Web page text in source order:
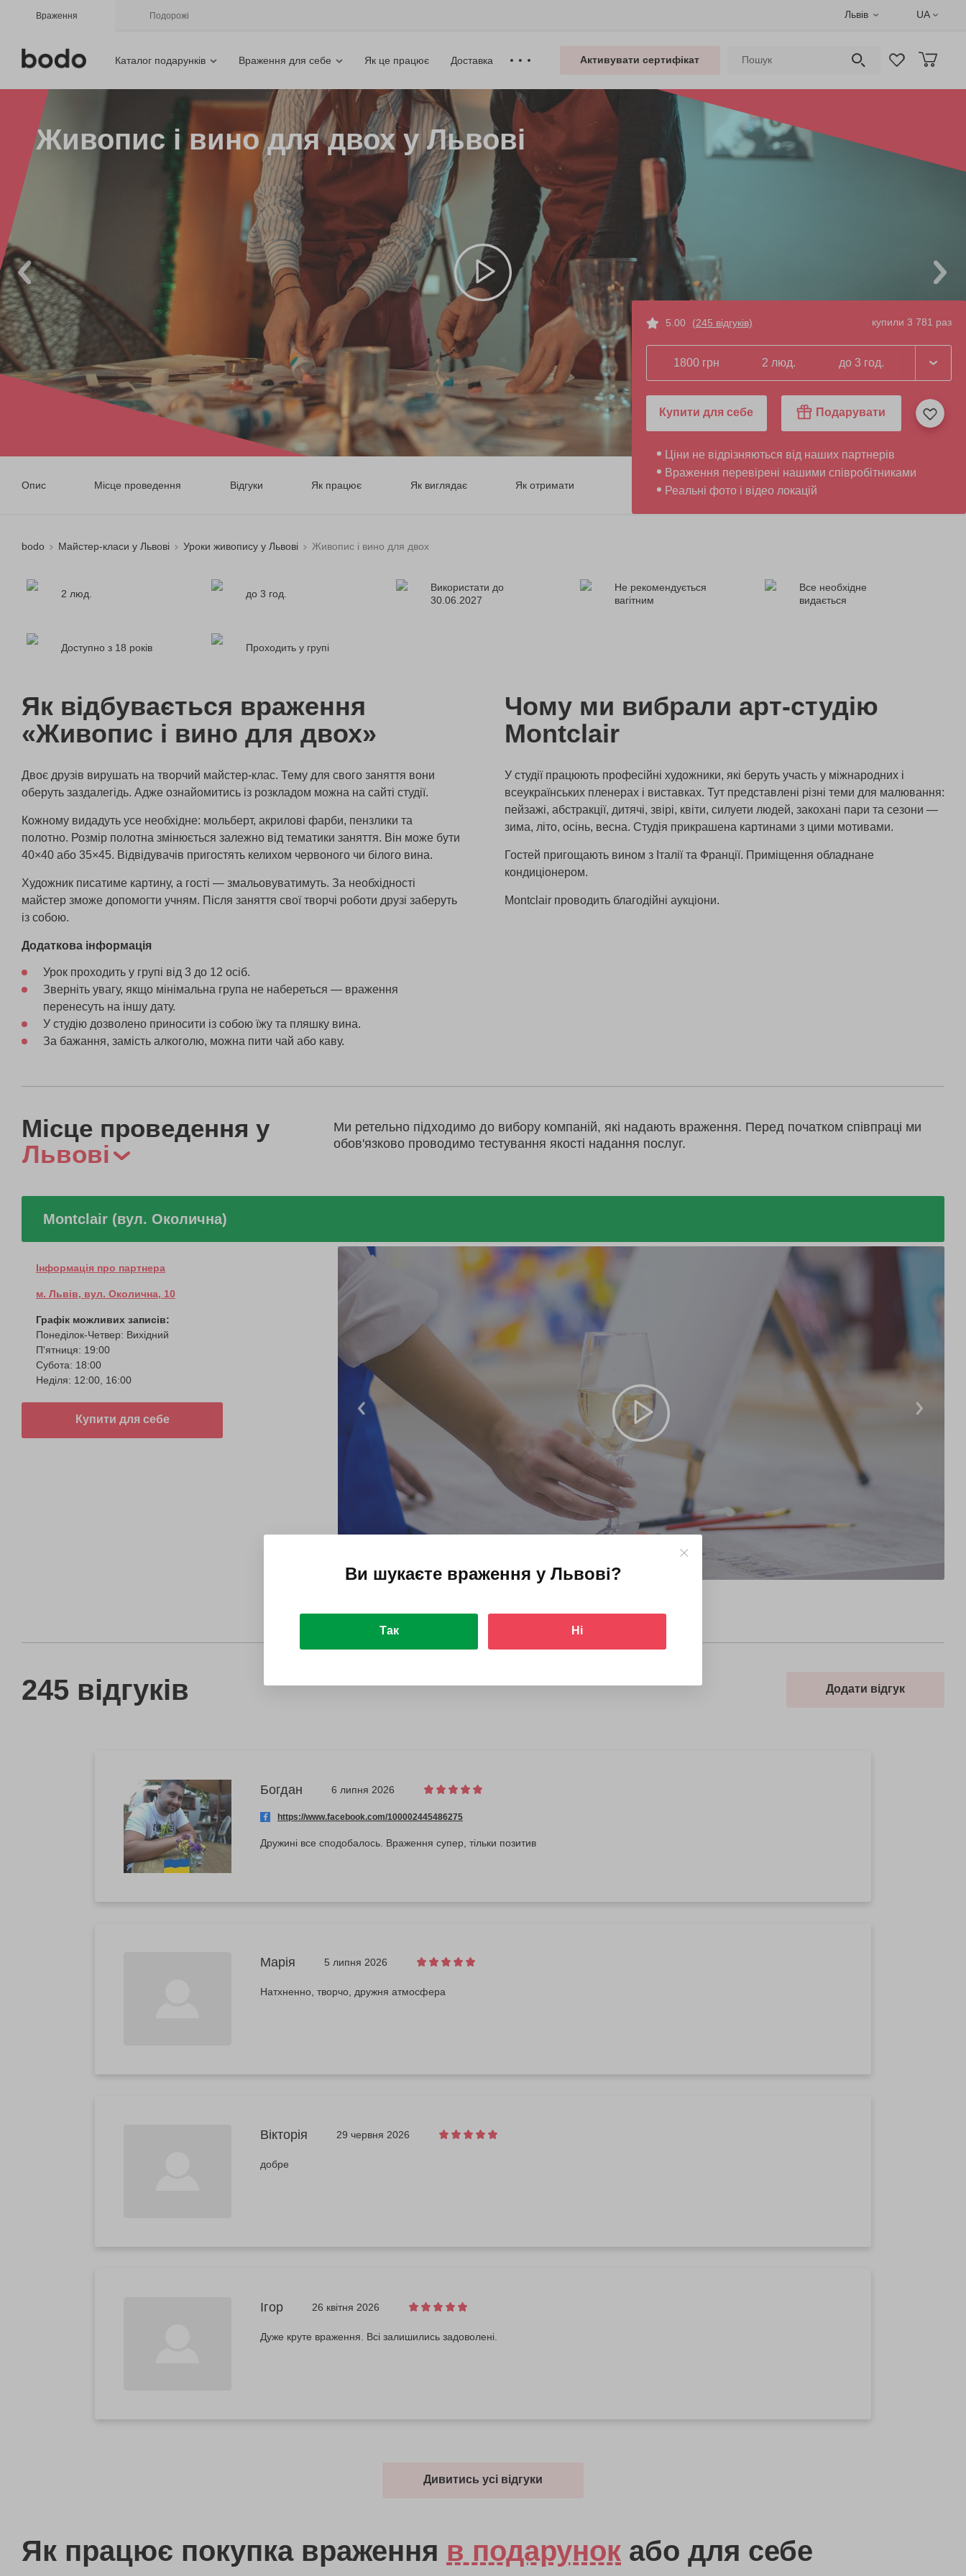
Враження Подорожі Львів UA
Каталог подарунків Враження для себе Як це працює Доставка Активувати сертифікат
Живопис і вино для двох у Львові
Опис Місце проведення Відгуки Як працює Як виглядає Як отримати
5.00 (245 відгуків) купили 3 781 раз
1800 грн 2 люд. до 3 год.
Купити для себе Подарувати
Ціни не відрізняються від наших партнерів
Враження перевірені нашими співробітниками
Реальні фото і відео локацій
bodo Майстер-класи у Львові Уроки живопису у Львові Живопис і вино для двох
2 люд. до 3 год.
Використати до
30.06.2027
Не рекомендується
вагітним
Все необхідне
видається
Доступно з 18 років Проходить у групі
Як відбувається враження
«Живопис і вино для двох»
Двоє друзів вирушать на творчий майстер-клас. Тему для свого заняття вони
оберуть заздалегідь. Адже ознайомитись із розкладом можна на сайті студії.
Кожному видадуть усе необхідне: мольберт, акрилові фарби, пензлики та
полотно. Розмір полотна змінюється залежно від тематики заняття. Він може бути
40×40 або 35×45. Відвідувачів пригостять келихом червоного чи білого вина.
Художник писатиме картину, а гості — змальовуватимуть. За необхідності
майстер зможе допомогти учням. Після заняття свої творчі роботи друзі заберуть
із собою.
Додаткова інформація
Урок проходить у групі від 3 до 12 осіб.
Зверніть увагу, якщо мінімальна група не набереться — враження
перенесуть на іншу дату.
У студію дозволено приносити із собою їжу та пляшку вина.
За бажання, замість алкоголю, можна пити чай або каву.
Чому ми вибрали арт-студію
Montclair
У студії працюють професійні художники, які беруть участь у міжнародних і
всеукраїнських пленерах і виставках. Тут представлені різні теми для малювання:
пейзажі, абстракції, дитячі, звірі, квіти, силуети людей, закохані пари та сезони —
зима, літо, осінь, весна. Студія прикрашена картинами з цими мотивами.
Гостей пригощають вином з Італії та Франції. Приміщення обладнане
кондиціонером.
Montclair проводить благодійні аукціони.
Місце проведення у
Львові
Ми ретельно підходимо до вибору компаній, які надають враження. Перед початком співпраці ми
обов'язково проводимо тестування якості надання послуг.
Montclair (вул. Околична)
Інформація про партнера
м. Львів, вул. Околична, 10
Графік можливих записів:
Понеділок-Четвер: Вихідний
П'ятниця: 19:00
Субота: 18:00
Неділя: 12:00, 16:00
Купити для себе
245 відгуків Додати відгук
Богдан 6 липня 2026
https://www.facebook.com/100002445486275
Дружині все сподобалось. Враження супер, тільки позитив
Марія 5 липня 2026
Натхненно, творчо, дружня атмосфера
Вікторія 29 червня 2026
добре
Ігор 26 квітня 2026
Дуже круте враження. Всі залишились задоволені.
Дивитись усі відгуки
Як працює покупка враження в подарунок або для себе
Ви шукаєте враження у Львові?
Так Ні